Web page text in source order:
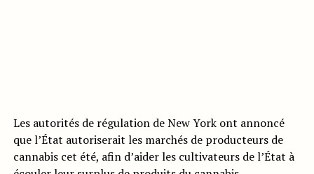
Les autorités de régulation de New York ont annoncé
que l’État autoriserait les marchés de producteurs de
cannabis cet été, afin d’aider les cultivateurs de l’État à